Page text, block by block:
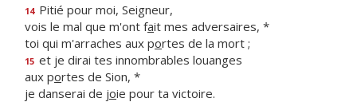
14 Pitié pour moi, Seigneur,
vois le mal que m'ont fait mes adversaires, *
toi qui m'arraches aux portes de la mort ;
15 et je dirai tes innombrables louanges
aux portes de Sion, *
je danserai de joie pour ta victoire.